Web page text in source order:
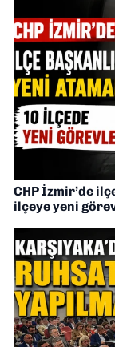
CHP İzmir’de
ilçeye yeni